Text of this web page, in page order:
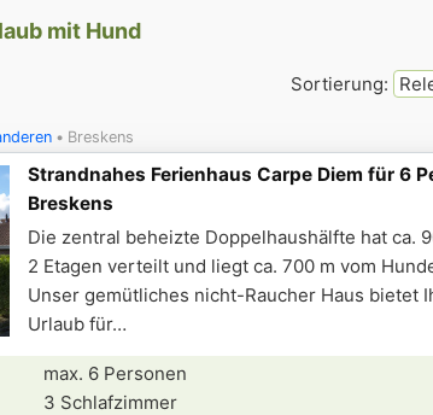
mit Hund
Sortierung:
Breskens
Strandnahes Ferienhaus Carpe Diem für 6
Breskens
Die zentral beheizte Doppelhaushälfte hat ca.
2 Etagen verteilt und liegt ca. 700 m vom
Unser gemütliches nicht-Raucher Haus bietet
Urlaub für
max. 6 Personen
3 Schlafzimmer